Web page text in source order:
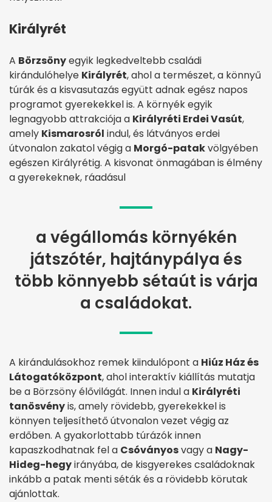
Királyrét
A Börzsönyegyik legkedveltebb családi
kirándulóhelye Királyrét, ahol a természet, a könnyű
túrák és a kisvasutazás együtt adnak egész napos
programot gyerekekkel is. A környék egyik
legnagyobb attrakciója a Királyréti Erdei Vasút,
amely Kismarosról indul, és látványos erdei
útvonalon zakatol végig a Morgó-patakvölgyében
egészen Királyrétig. A kisvonat önmagában is élmény
a gyerekeknek, ráadásul
a végállomás környékén
játszótér, hajtánypálya és
több könnyebb sétaút is várja
a családokat.
A kirándulásokhoz remek kiindulópont a Hiúz Ház és
Látogatóközpont, ahol interaktív kiállítás mutatja
be a Börzsöny élővilágát. Innen indul a Királyréti
tanösvényis, amely rövidebb, gyerekekkel is
könnyen teljesíthető útvonalon vezet végig az
erdőben. A gyakorlottabb túrázók innen
kapaszkodhatnak fel a Csóványosvagy a Nagy-
Hideg-hegyirányába, de kisgyerekes családoknak
inkább a patak menti séták és a rövidebb körutak
ajánlottak.